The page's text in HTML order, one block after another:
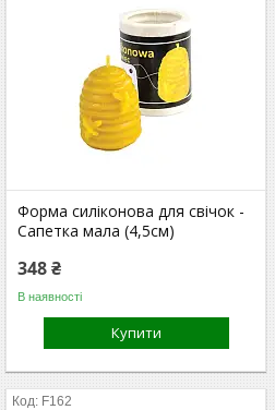
Форма силіконова для свічок -
Сапетка мала (4,5см)
348 ₴
В наявності
Купити
F162